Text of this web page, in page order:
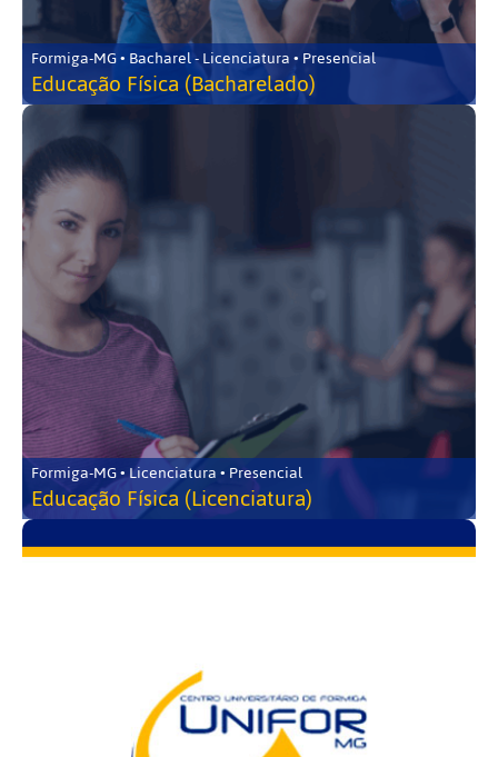
Formiga-MG • Bacharel - Licenciatura • Presencial
Educação Física (Bacharelado)
Formiga-MG • Licenciatura • Presencial
Educação Física (Licenciatura)